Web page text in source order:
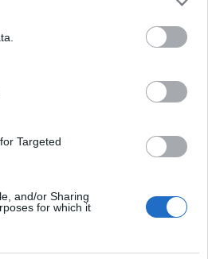
Targeted
and/or Sharing
for which it
w relacjach w ramach NATO.